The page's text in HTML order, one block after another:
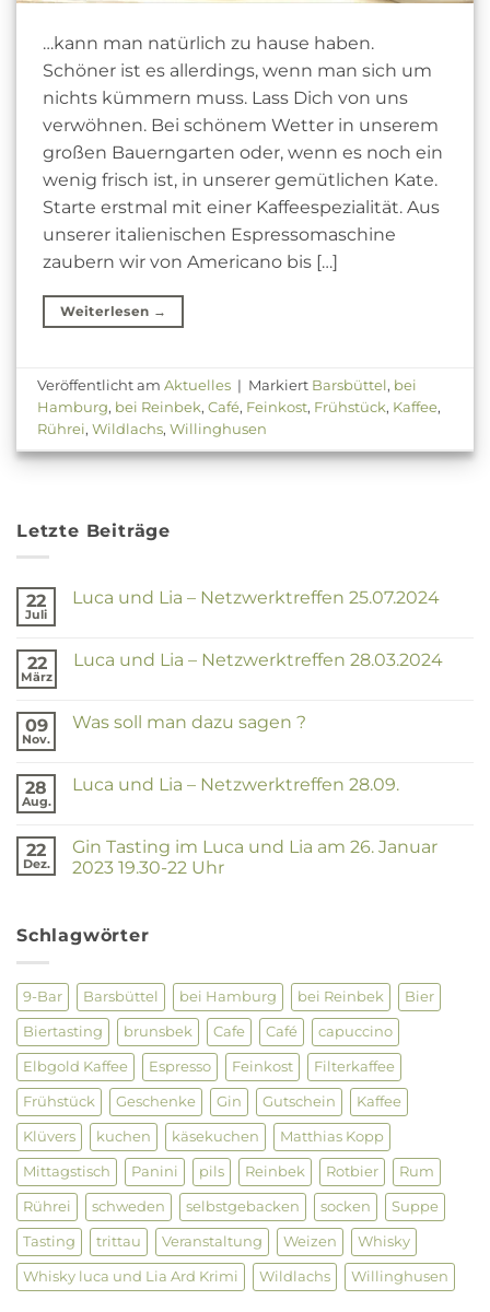
…kann man natürlich zu hause haben.
Schöner ist es allerdings, wenn man sich um
nichts kümmern muss. Lass Dich von uns
verwöhnen. Bei schönem Wetter in unserem
großen Bauerngarten oder, wenn es noch ein
wenig frisch ist, in unserer gemütlichen Kate.
Starte erstmal mit einer Kaffeespezialität. Aus
unserer italienischen Espressomaschine
zaubern wir von Americano bis […]
Weiterlesen →
Veröffentlicht amAktuelles | Markiert Barsbüttel, bei
Hamburg, bei Reinbek,Café, Feinkost, Frühstück, Kaffee,
Rührei,Wildlachs,Willinghusen
Letzte Beiträge
22
Juli
Luca und Lia – Netzwerktreffen 25.07.2024
Luca
Netzwerktreffen
25.07.2024
22
März
Luca und Lia – Netzwerktreffen 28.03.2024
Luca
Netzwerktreffen
28.03.2024
09
Nov.
Was soll man dazu sagen ?
Was
sagen
?
28
Aug.
Luca und Lia – Netzwerktreffen 28.09.
Luca
und
Lia
22
Dez.
Gin Tasting im Luca und Lia am 26. Januar
2023 19.30-22 Uhr
Gin
Tasting
und
Lia
am
26.
Januar
2023
19.30-
22
Uhr
Schlagwörter
9-Bar Barsbüttel bei Hamburg bei Reinbek Bier
Biertasting brunsbek Cafe Café capuccino
Elbgold Kaffee Espresso Feinkost Filterkaffee
Frühstück Geschenke Gin Gutschein Kaffee
Klüvers kuchen käsekuchen Matthias Kopp
Mittagstisch Panini pils Reinbek Rotbier Rum
Rührei schweden selbstgebacken socken Suppe
Tasting trittau Veranstaltung Weizen Whisky
Whisky luca und Lia Ard Krimi Wildlachs Willinghusen